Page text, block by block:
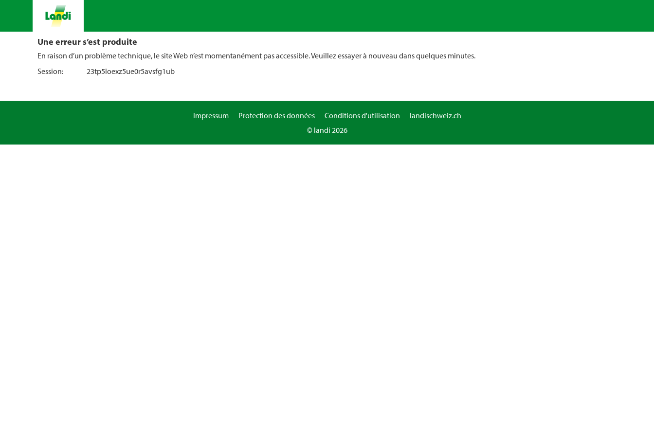
Une erreur s’est produite
En raison d’un problème technique, le site Web n’est momentanément pas accessible. Veuillez essayer à nouveau dans quelques minutes.
Session:
23tp5loexz5ue0r5avsfg1ub
Impressum Protection des données Conditions d'utilisation
landischweiz.ch
© landi 2026